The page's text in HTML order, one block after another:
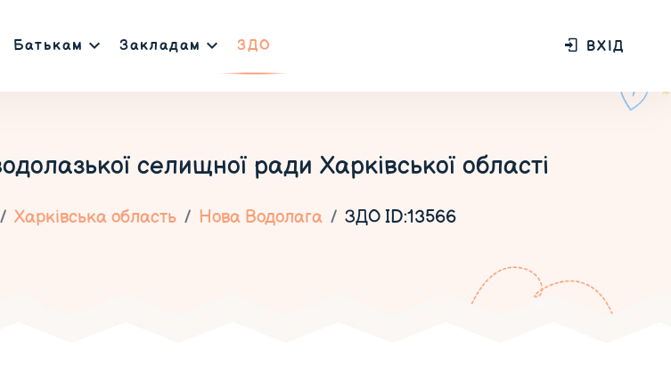
Батькам Закладам ЗДО ВХІД
селищної ради Харківської області
Харківська область Нова Водолага ЗДО ID:13566